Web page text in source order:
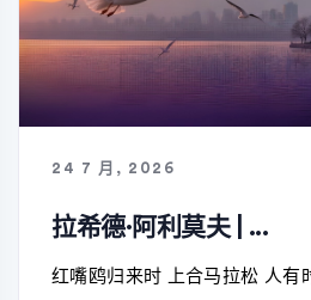
24 7 月, 2026
拉希德·阿利莫夫 | ...
红嘴鸥归来时 上合马拉松 人有